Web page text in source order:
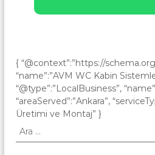
{ “@context”:”https://
“name”:”AVM WC Kabin
“@type”:”LocalBusiness”,
“areaServed”:”Ankara”,
Üretimi ve Montaj” }